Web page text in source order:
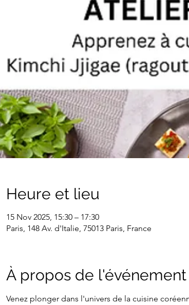
Heure et lieu
15 Nov 2025, 15:30 – 17:30
Paris, 148 Av. d'Italie, 75013 Paris, France
À propos de l'événement
Venez plonger dans l'univers de la cuisine